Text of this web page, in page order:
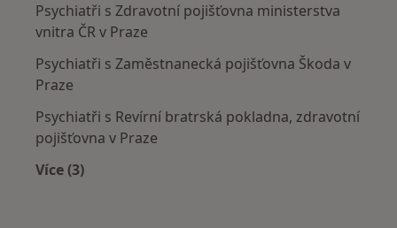
Psychiatři s Zdravotní pojišťovna ministerstva
vnitra ČR v Praze
Psychiatři s Zaměstnanecká pojišťovna Škoda v
Praze
Psychiatři s Revírní bratrská pokladna, zdravotní
pojišťovna v Praze
Více (3)